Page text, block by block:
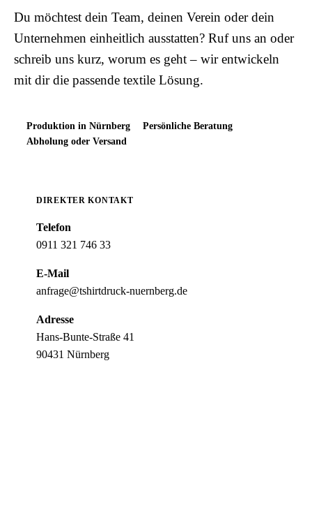
Du möchtest dein Team, deinen Verein oder dein
Unternehmen einheitlich ausstatten? Ruf uns an oder
schreib uns kurz, worum es geht – wir entwickeln
mit dir die passende textile Lösung.
Produktion in Nürnberg
Persönliche Beratung
Abholung oder Versand
DIREKTER KONTAKT
Telefon
0911 321 746 33
E-Mail
anfrage@tshirtdruck-nuernberg.de
Adresse
Hans-Bunte-Straße 41
90431 Nürnberg